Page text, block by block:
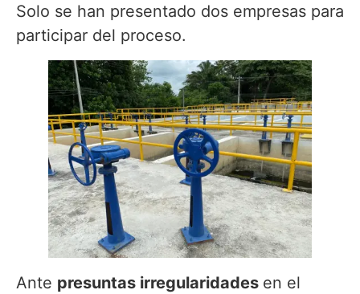
Solo se han presentado dos empresas para
participar del proceso.
Ante presuntas irregularidades en el